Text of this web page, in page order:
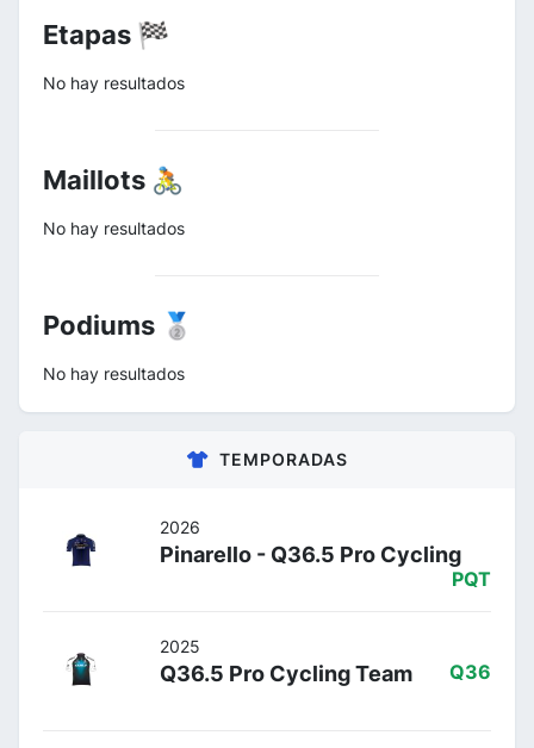
Etapas 🏁
No hay resultados
Maillots 🚴
No hay resultados
Podiums 🥈
No hay resultados
TEMPORADAS
2026
Pinarello - Q36.5 Pro Cycling
PQT
2025
Q36.5 Pro Cycling Team Q36